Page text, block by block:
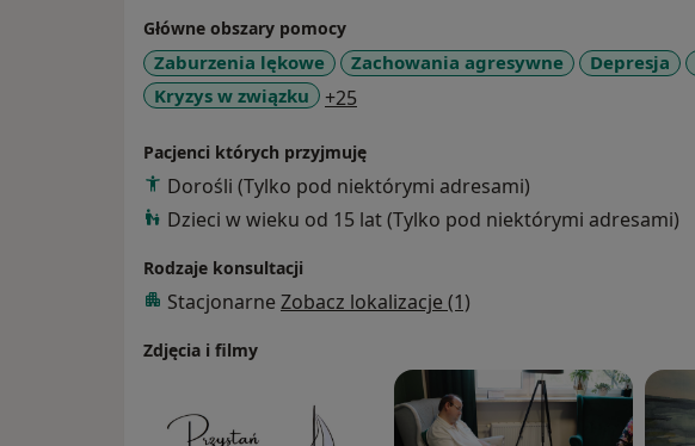
Główne obszary pomocy
Zaburzenia lękowe Zachowania agresywne Depresja
Kryzys w związku
+25
Pacjenci których przyjmuję
Dorośli (Tylko pod niektórymi adresami)
Dzieci w wieku od 15 lat (Tylko pod niektórymi adresami)
Rodzaje konsultacji
Stacjonarne Zobacz lokalizacje (1)
Zdjęcia i filmy